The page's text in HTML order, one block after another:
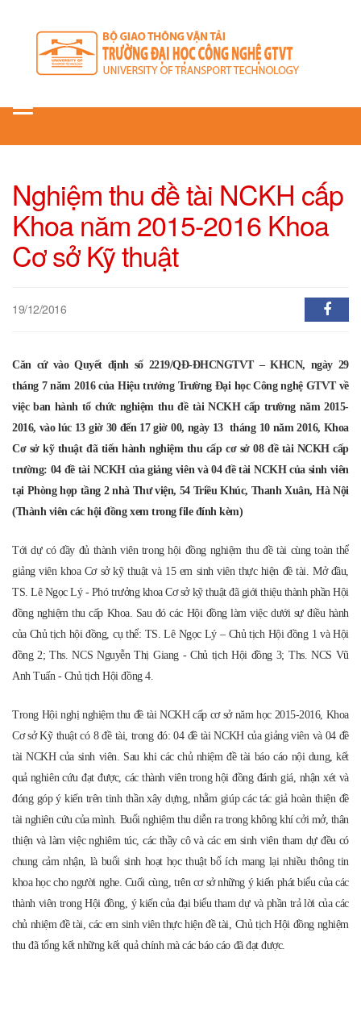
Toggle
Nghiệm thu đề tài NCKH cấp
Khoa năm 2015-2016 Khoa
Cơ sở Kỹ thuật
19/12/2016
Căn cứ vào Quyết định số 2219/QĐ-ĐHCNGTVT – KHCN, ngày 29
tháng 7 năm 2016 của Hiệu trưởng Trường Đại họcCông nghệ GTVTvề
việcban hành tổ chức nghiệm thu đề tài NCKH cấp trường năm 2015-
2016, vào lúc 13 giờ 30 đến 17 giờ 00, ngày 13 tháng 10 năm 2016, Khoa
Cơ sở kỹ thuậtđã tiến hành nghiệm thu cấp cơ sở 08 đề tài NCKH cấp
trường: 04 đề tài NCKH của giảng viên và 04 đề tài NCKH của sinh viên
tại Phòng họp tầng 2 nhà Thư viện, 54 Triều Khúc, Thanh Xuân, Hà Nội
(Thành viên các hội đồng xem trong file đính kèm)
Tới dự có đầy đủ thành viên trong hội đồng nghiệm thu đề tài cùng toàn thể
giảng viên khoa Cơ sở kỹ thuậtvà 15 em sinh viên thực hiện đề tài. Mở đầu,
TS.Lê Ngọc Lý - Phó trưởng khoa Cơ sở kỹ thuậtđã giới thiệu thành phầnHội
đồng nghiệm thu cấp Khoa. Sau đócác Hội đồng làm việc dưới sự điều hành
củaChủ tịch hội đồng, cụ thể: TS. Lê Ngọc Lý – Chủtịch Hội đồng 1 và Hội
đồng 2; Ths. NCS Nguyễn Thị Giang - Chủ tịch Hội đồng 3; Ths. NCS Vũ
Anh Tuấn - Chủ tịch Hội đồng 4.
Trong Hội nghị nghiệm thu đề tài NCKH cấp cơ sở năm học 2015-2016, Khoa
Cơ sở Kỹ thuậtcó 8 đề tài, trong đó: 04 đề tài NCKH của giảng viên và 04 đề
tài NCKH của sinh viên. Sau khi các chủ nhiệm đề tài báo cáo nội dung, kết
quả nghiên cứu đạt được, các thành viên tronghội đồngđánh giá, nhận xét và
đóng góp ý kiến trên tinh thần xây dựng, nhằm giúp các tác giả hoàn thiện đề
tài nghiên cứu của mình. Buổi nghiệm thu diễn ra trong không khí cởi mở, thân
thiện và làm việc nghiêm túc, các thầy cô và các em sinh viên tham dự đều có
chung cảm nhận, là buổi sinh hoạt học thuật bổ ích mang lại nhiều thông tin
khoa học cho người nghe. Cuối cùng, trên cơ sở những ý kiến phát biểu của các
thành viên trong Hội đồng, ý kiến của đại biểu tham dự và phần trả lời của các
chủ nhiệm đề tài, các em sinh viên thực hiện đề tài, Chủ tịch Hội đồng nghiệm
thu đã tổng kết những kết quả chính mà các báo cáo đã đạt được.